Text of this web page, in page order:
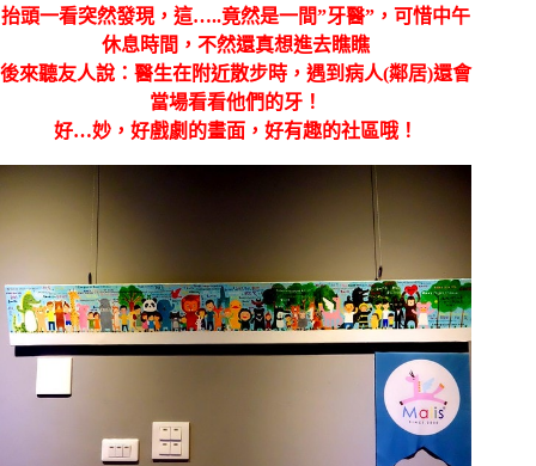
抬頭一看突然發現，這…..竟然是一間”牙醫”，可惜中午
休息時間，不然還真想進去瞧瞧
後來聽友人說：醫生在附近散步時，遇到病人(鄰居)還會
當場看看他們的牙！
好…妙，好戲劇的畫面，好有趣的社區哦！